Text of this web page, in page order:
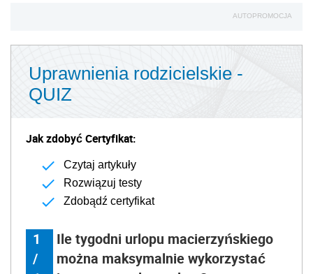
AUTOPROMOCJA
Uprawnienia rodzicielskie -
QUIZ
Jak zdobyć Certyfikat:
Czytaj artykuły
Rozwiązuj testy
Zdobądź certyfikat
1
/
Ile tygodni urlopu macierzyńskiego
można maksymalnie wykorzystać